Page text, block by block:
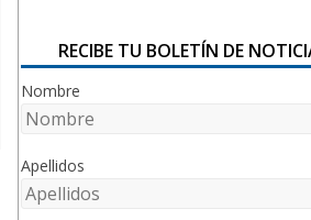
RECIBE TU BOLETÍN DE
Nombre
Apellidos